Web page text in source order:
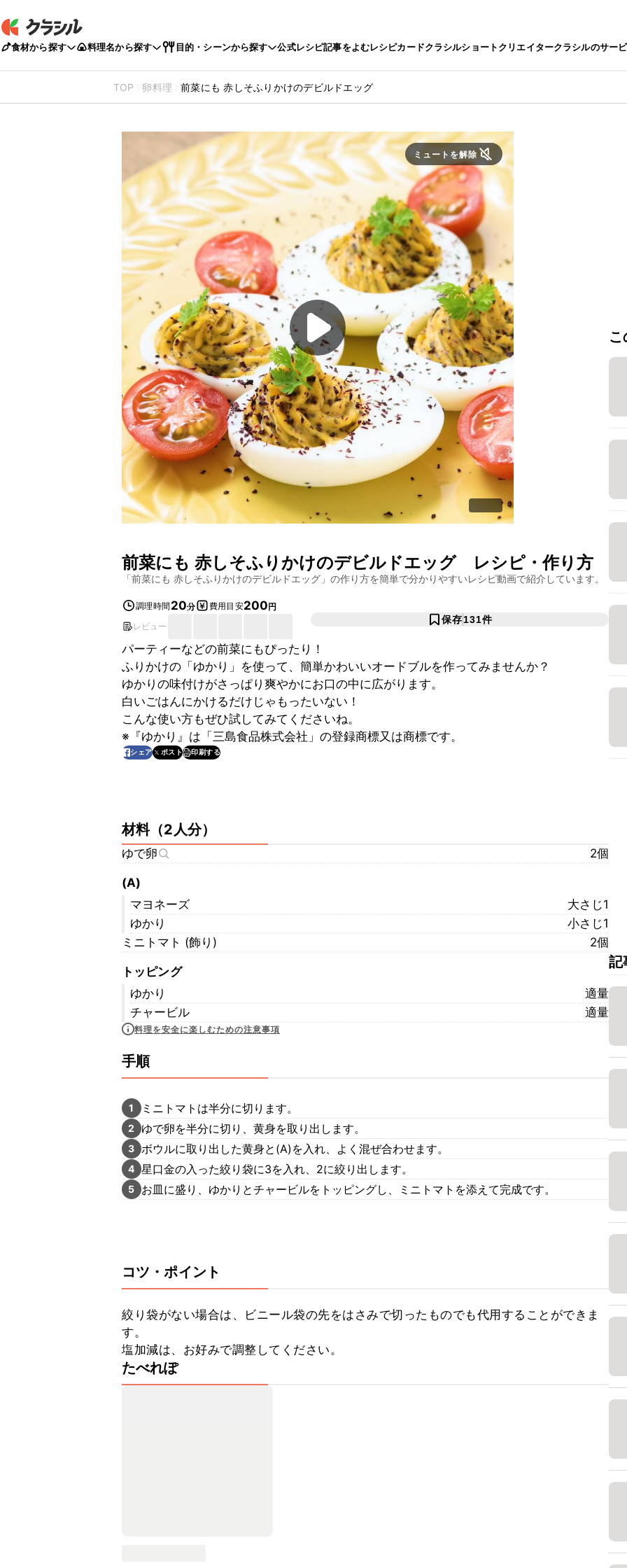
食材から探す 料理名から探す 目的・シーンから探す 公式レシピ記事をよむレシピカードクラシルショートクリエイタークラシルのサー
TOP 卵料理 前菜にも 赤しそふりかけのデビルドエッグ
ミュートを解除
前菜にも 赤しそふりかけのデビルドエッグレシピ・作り方
「前菜にも 赤しそふりかけのデビルドエッグ 」の作り方を簡単で分かりやすいレシピ動画で紹介しています。
調理時間 20分 費用目安200円
レビュー
保存131件
パーティーなどの前菜にもぴったり！
ふりかけの「ゆかり」を使って、簡単かわいいオードブルを作ってみませんか？
ゆかりの味付けがさっぱり爽やかにお口の中に広がります。
白いごはんにかけるだけじゃもったいない！
こんな使い方もぜひ試してみてくださいね。
※『ゆかり』は「三島食品株式会社」の登録商標又は商標です。
シェア ポスト 印刷する
材料（2人分）
ゆで卵 2個
(A)
マヨネーズ
大さじ1
ゆかり
小さじ1
ミニトマト (飾り)
2個
トッピング
ゆかり
適量
チャービル
適量
料理を安全に楽しむための注意事項
手順
1 ミニトマトは半分に切ります。
2 ゆで卵を半分に切り、黄身を取り出します。
3 ボウルに取り出した黄身と(A)を入れ、よく混ぜ合わせます。
4 星口金の入った絞り袋に3を入れ、2に絞り出します。
5 お皿に盛り、ゆかりとチャービルをトッピングし、ミニトマトを添えて完成です。
コツ・ポイント
絞り袋がない場合は、ビニール袋の先をはさみで切ったものでも代用することができま
す。
塩加減は、お好みで調整してください。
たべれぽ
記